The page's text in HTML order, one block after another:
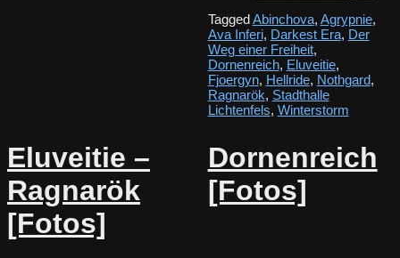
TaggedAbinchova, Agrypnie,
Ava Inferi, Darkest Era, Der
Weg einer Freiheit,
Dornenreich, Eluveitie,
Fjoergyn, Hellride, Nothgard,
Ragnarök, Stadthalle
Lichtenfels, Winterstorm
Eluveitie –
Ragnarök
[Fotos]
Dornenreich
[Fotos]